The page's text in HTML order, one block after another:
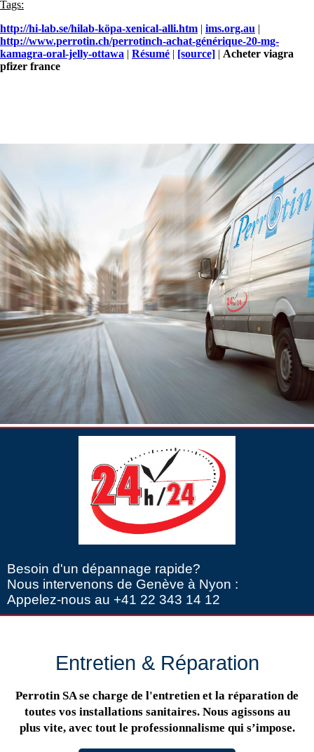
Tags:
http://hi-lab.se/hilab-köpa-xenical-alli.htm | ims.org.au |
http://www.perrotin.ch/perrotinch-achat-générique-20-mg-
kamagra-oral-jelly-ottawa | Résumé | [source] | Acheter viagra
pfizer france
Besoin d'un dépannage rapide?
Nous intervenons de Genève à Nyon :
Appelez-nous au +41 22 343 14 12
Entretien & Réparation
Perrotin SA se charge de l'entretien et la réparation de
toutes vos installations sanitaires. Nous agissons au
plus vite, avec tout le professionnalisme qui s’impose.